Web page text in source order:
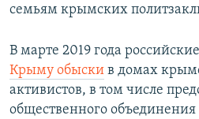
семьям крымских
В марте 2019 года
Крыму обыски в домах
активистов, в том числе
общественного